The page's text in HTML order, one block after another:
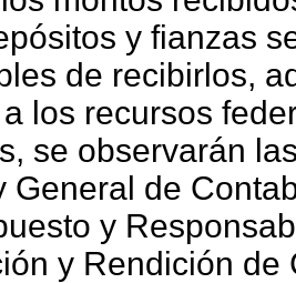
y fianzas
de recibirlos,
los recursos
se observarán
General de
y
y Rendición